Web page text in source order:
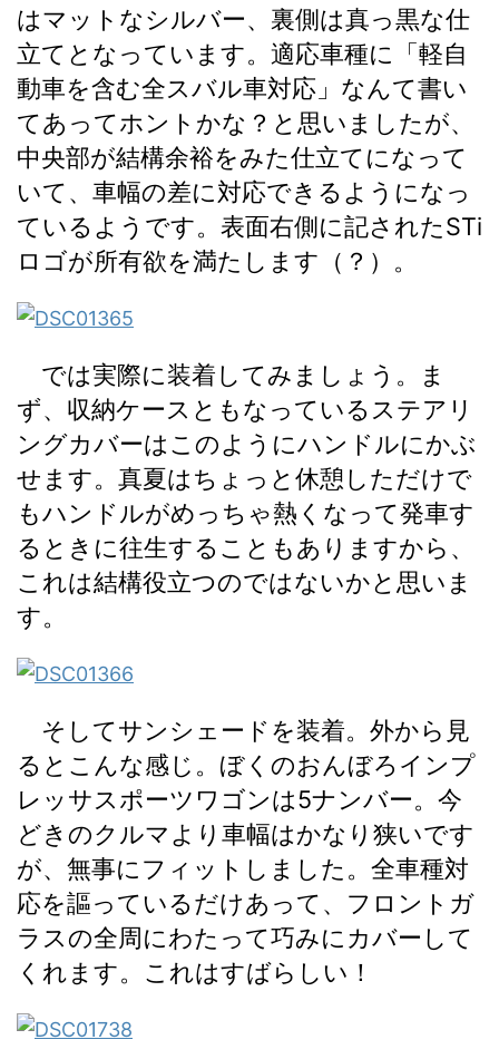
はマットなシルバー、裏側は真っ黒な仕
立てとなっています。適応車種に「軽自
動車を含む全スバル車対応」なんて書い
てあってホントかな？と思いましたが、
中央部が結構余裕をみた仕立てになって
いて、車幅の差に対応できるようになっ
ているようです。表面右側に記されたSTi
ロゴが所有欲を満たします（？）。
では実際に装着してみましょう。ま
ず、収納ケースともなっているステアリ
ングカバーはこのようにハンドルにかぶ
せます。真夏はちょっと休憩しただけで
もハンドルがめっちゃ熱くなって発車す
るときに往生することもありますから、
これは結構役立つのではないかと思いま
す。
そしてサンシェードを装着。外から見
るとこんな感じ。ぼくのおんぼろインプ
レッサスポーツワゴンは5ナンバー。今
どきのクルマより車幅はかなり狭いです
が、無事にフィットしました。全車種対
応を謳っているだけあって、フロントガ
ラスの全周にわたって巧みにカバーして
くれます。これはすばらしい！